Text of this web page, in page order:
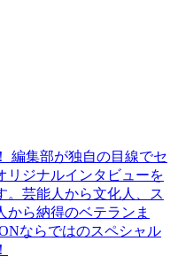
編集部が独自の目線でセ
リジナルインタビューを
。芸能人から文化人、ス
から納得のベテランま
ならではのスペシャル